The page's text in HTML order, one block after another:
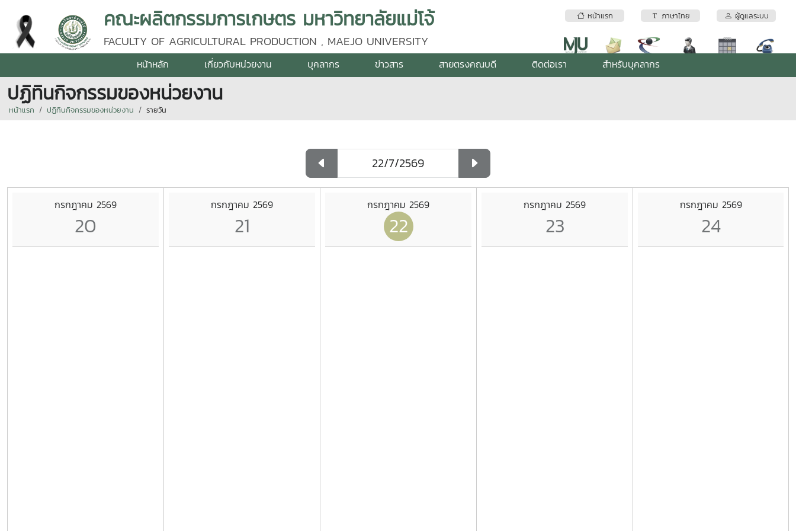
หน้าแรก ภาษาไทย ผู้ดูแลระบบ
คณะผลิตกรรมการเกษตร มหาวิทยาลัยแม่โจ้
FACULTY OF AGRICULTURAL PRODUCTION , MAEJO UNIVERSITY
หน้าหลัก เกี่ยวกับหน่วยงาน บุคลากร ข่าวสาร สายตรงคณบดี ติดต่อเรา สำหรับบุคลากร
ปฏิทินกิจกรรมของหน่วยงาน
หน้าแรก ปฏิทินกิจกรรมของหน่วยงาน รายวัน
กรกฎาคม 2569
20
กรกฎาคม 2569
21
กรกฎาคม 2569
22
กรกฎาคม 2569
23
กรกฎาคม 2569
24